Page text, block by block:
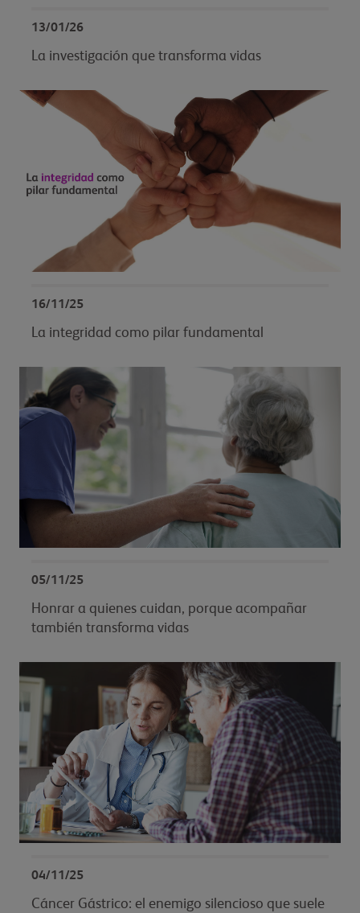
13/01/26
La investigación que transforma vidas
16/11/25
La integridad como pilar fundamental
05/11/25
Honrar a quienes cuidan, porque acompañar
también transforma vidas
04/11/25
Cáncer Gástrico: el enemigo silencioso que suele